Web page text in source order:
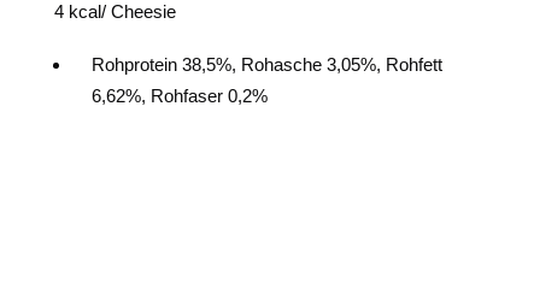
4kcal/ Cheesie
Rohprotein 38,5%, Rohasche 3,05%, Rohfett
6,62%, Rohfaser 0,2%